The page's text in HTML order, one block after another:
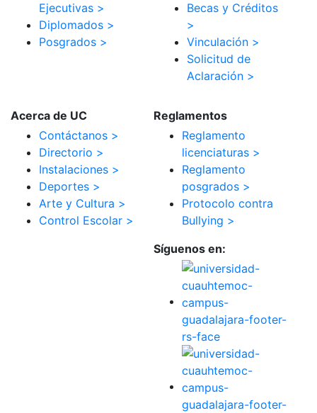
Ejecutivas >
Diplomados >
Posgrados >
Acerca de UC
Contáctanos >
Directorio >
Instalaciones >
Deportes >
Arte y Cultura >
Control Escolar >
Becas y Créditos
>
Vinculación >
Solicitud de
Aclaración >
Reglamentos
Reglamento
licenciaturas >
Reglamento
posgrados >
Protocolo contra
Bullying >
Síguenos en: